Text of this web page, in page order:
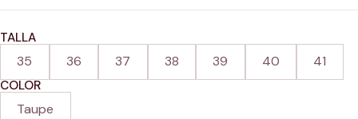
TALLA
35 36 37 38 39 40 41
COLOR
Taupe